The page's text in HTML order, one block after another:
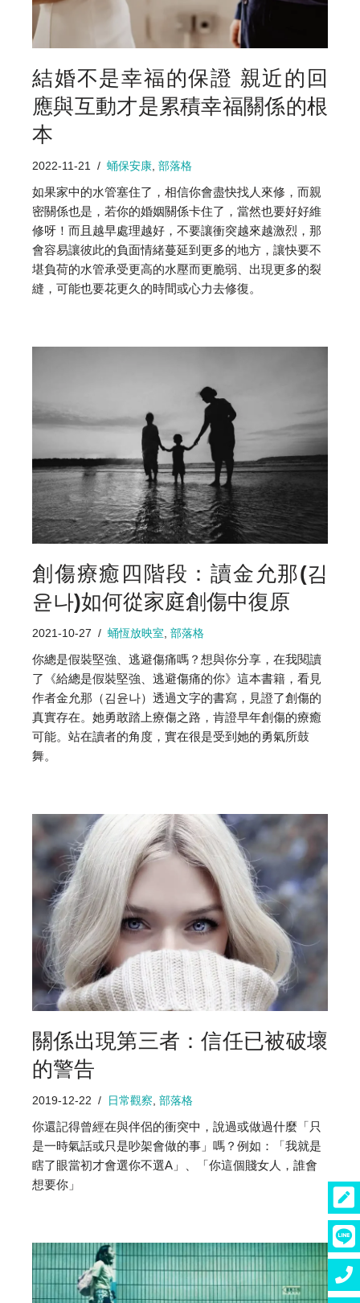
結婚不是幸福的保證 親近的回
應與互動才是累積幸福關係的根
本
2022-11-21 蛹保安康 部落格
如果家中的水管塞住了，相信你會盡快找人來修，而親
密關係也是，若你的婚姻關係卡住了，當然也要好好維
修呀！而且越早處理越好，不要讓衝突越來越激烈，那
會容易讓彼此的負面情緒蔓延到更多的地方，讓快要不
堪負荷的水管承受更高的水壓而更脆弱、出現更多的裂
縫，可能也要花更久的時間或心力去修復。
創傷療癒四階段：讀金允那(김
윤나)如何從家庭創傷中復原
2021-10-27 蛹恆放映室, 部落格
你總是假裝堅強、逃避傷痛嗎？想與你分享，在我閱讀
了《給總是假裝堅強、逃避傷痛的你》這本書籍，看見
作者金允那（김윤나）透過文字的書寫，見證了創傷的
真實存在。她勇敢踏上療傷之路，肯證早年創傷的療癒
可能。站在讀者的角度，實在很是受到她的勇氣所鼓
舞。
關係出現第三者：信任已被破壞
的警告
2019-12-22 日常觀察, 部落格
你還記得曾經在與伴侶的衝突中，說過或做過什麼「只
是一時氣話或只是吵架會做的事」嗎？例如：「我就是
瞎了眼當初才會選你不選A」、「你這個賤女人，誰會
想要你」